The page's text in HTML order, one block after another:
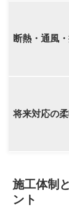
断熱・通風
将来対応の
施工体制
ント